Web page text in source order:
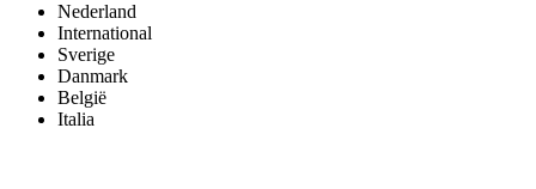
Nederland
International
Sverige
Danmark
België
Italia